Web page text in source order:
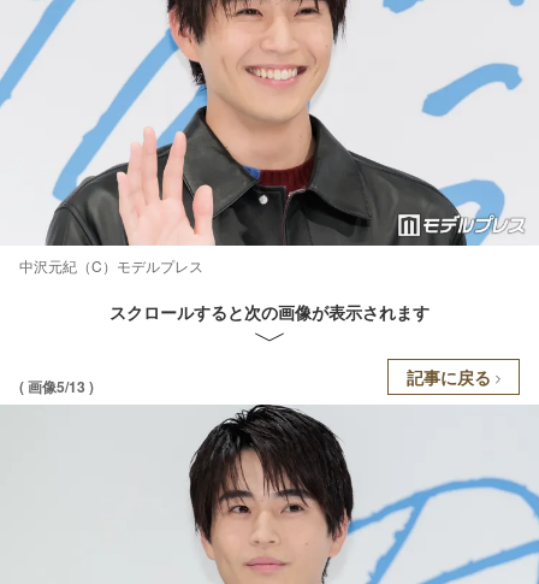
中沢元紀（C）モデルプレス
スクロールすると次の画像が表示されます
( 画像5/13 ) 記事に戻る